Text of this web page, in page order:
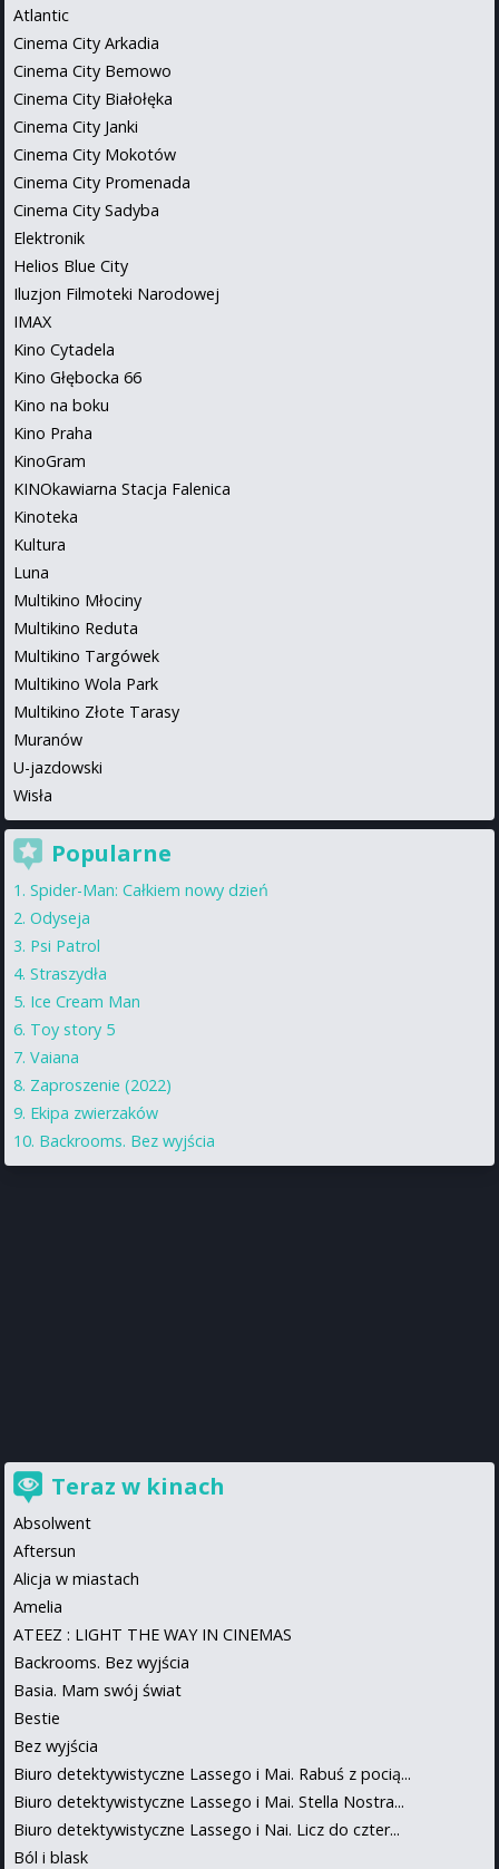
Atlantic
Cinema City Arkadia
Cinema City Bemowo
Cinema City Białołęka
Cinema City Janki
Cinema City Mokotów
Cinema City Promenada
Cinema City Sadyba
Elektronik
Helios Blue City
Iluzjon Filmoteki Narodowej
IMAX
Kino Cytadela
Kino Głębocka 66
Kino na boku
Kino Praha
KinoGram
KINOkawiarna Stacja Falenica
Kinoteka
Kultura
Luna
Multikino Młociny
Multikino Reduta
Multikino Targówek
Multikino Wola Park
Multikino Złote Tarasy
Muranów
U-jazdowski
Wisła
Popularne
Spider-Man: Całkiem nowy dzień
Odyseja
Psi Patrol
Straszydła
Ice Cream Man
Toy story 5
Vaiana
Zaproszenie (2022)
Ekipa zwierzaków
Backrooms. Bez wyjścia
Teraz w kinach
Absolwent
Aftersun
Alicja w miastach
Amelia
ATEEZ : LIGHT THE WAY IN CINEMAS
Backrooms. Bez wyjścia
Basia. Mam swój świat
Bestie
Bez wyjścia
Biuro detektywistyczne Lassego i Mai. Rabuś z pocią...
Biuro detektywistyczne Lassego i Mai. Stella Nostra...
Biuro detektywistyczne Lassego i Nai. Licz do czter...
Ból i blask